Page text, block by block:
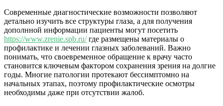
Современные диагностические возможности позволяют
детально изучить все структуры глаза, а для получения
дополнной информации пациенты могут посетить
https://www.zrenie.spb.ru/где размещены материалы о
профилактике и лечении глазных заболеваний. Важно
понимать, что своевременное обращение к врачу часто
становится ключевым фактором сохранения зрения на долгие
годы. Многие патологии протекают бессимптомно на
начальных этапах, поэтому профилактические осмотры
необходимы даже при отсутствии жалоб.